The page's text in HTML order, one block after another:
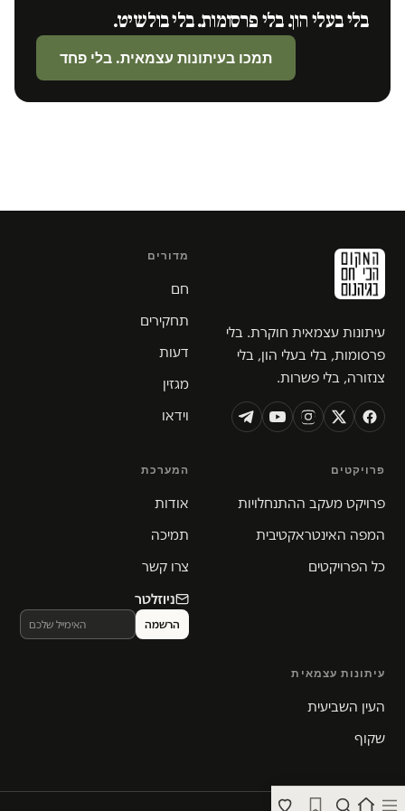
בלי בעלי הון. בלי פרסומות. בלי בולשיט.
תמכו בעיתונות עצמאית. בלי פחד
עיתונות עצמאית חוקרת. בלי
פרסומות, בלי בעלי הון, בלי
צנזורה, בלי פשרות.
מדורים
חם
תחקירים
דעות
מגזין
וידאו
פרויקטים
פרויקט מעקב ההתנחלויות
המפה האינטראקטיבית
כל הפרויקטים
המערכת
אודות
תמיכה
צרו קשר
ניוזלטר
עיתונות עצמאית
העין השביעית
שקוף